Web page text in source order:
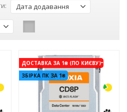
Дата додавання
ДОСТАВКА ЗА 1₴ (ПО КИЄВУ)
ЗБІРКА ПК ЗА 1₴
-3%